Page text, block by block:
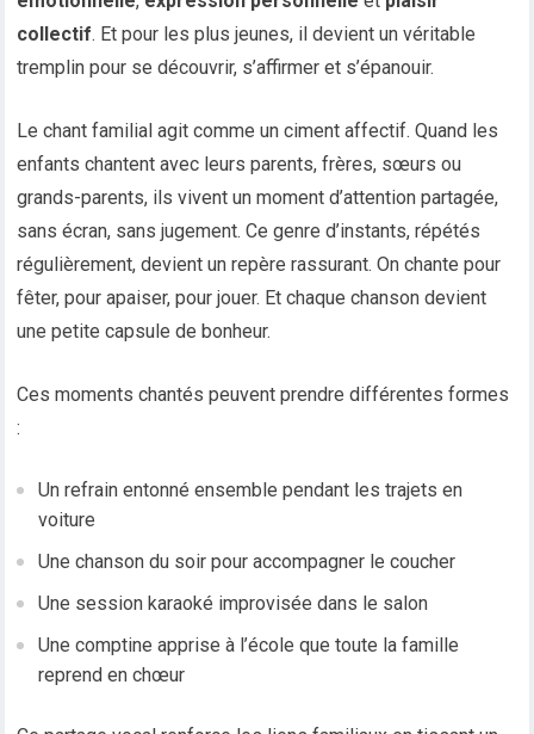
collectif. Et pour les plus jeunes, il devient un véritable
tremplin pour se découvrir, s’affirmer et s’épanouir.
Le chant familial agit comme un ciment affectif. Quand les
enfants chantent avec leurs parents, frères, sœurs ou
grands-parents, ils vivent un moment d’attention partagée,
sans écran, sans jugement. Ce genre d’instants, répétés
régulièrement, devient un repère rassurant. On chante pour
fêter, pour apaiser, pour jouer. Et chaque chanson devient
une petite capsule de bonheur.
Ces moments chantés peuvent prendre différentes formes
:
Un refrain entonné ensemble pendant les trajets en
voiture
Une chanson du soir pour accompagner le coucher
Une session karaoké improvisée dans le salon
Une comptine apprise à l’école que toute la famille
reprend en chœur